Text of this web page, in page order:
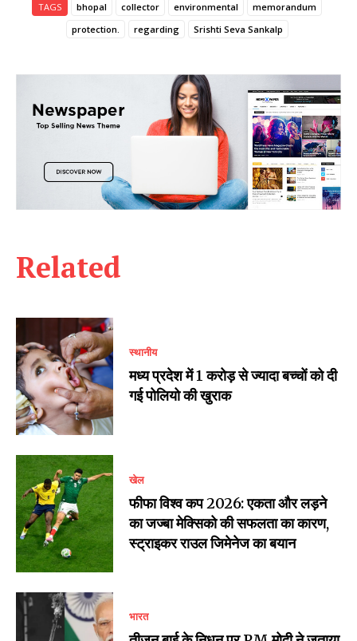
Related
स्थानीय
मध्य प्रदेश में 1 करोड़ से ज्यादा बच्चों को दी
गई पोलियो की खुराक
खेल
फीफा विश्व कप 2026: एकता और लड़ने
का जज्बा मेक्सिको की सफलता का कारण,
स्ट्राइकर राउल जिमेनेज का बयान
भारत
TAGS bhopal collector environmental
memorandum
protection.
regarding Srishti Seva Sankalp